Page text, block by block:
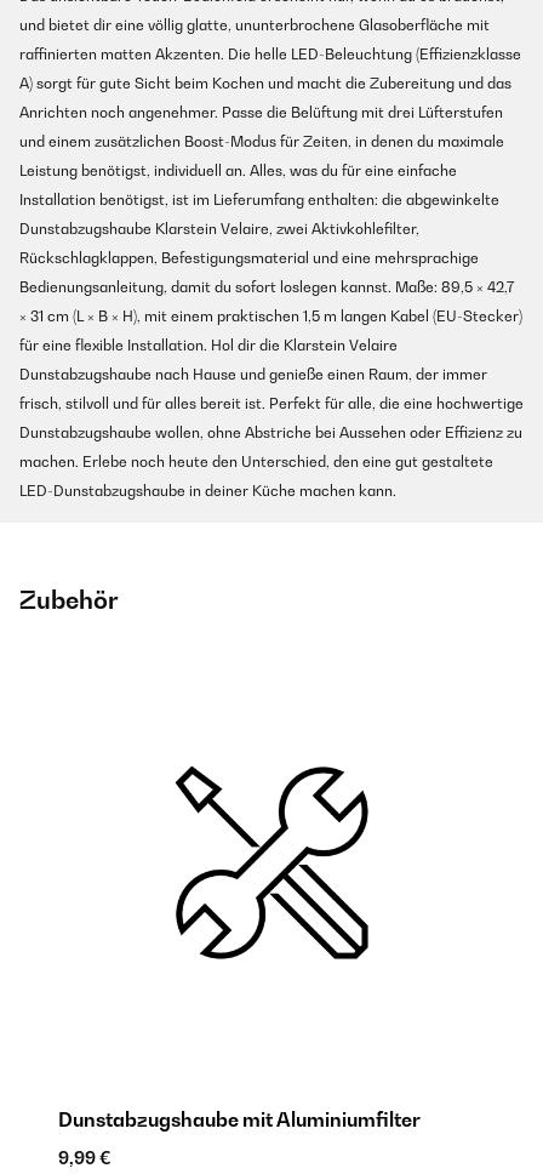
und bietet dir eine völlig glatte, ununterbrochene Glasoberfläche mit
raffinierten matten Akzenten. Die helle LED-Beleuchtung (Effizienzklasse
A) sorgt für gute Sicht beim Kochen und macht die Zubereitung und das
Anrichten noch angenehmer. Passe die Belüftung mit drei Lüfterstufen
und einem zusätzlichen Boost-Modus für Zeiten, in denen du maximale
Leistung benötigst, individuell an. Alles, was du für eine einfache
Installation benötigst, ist im Lieferumfang enthalten: die abgewinkelte
Dunstabzugshaube Klarstein Velaire, zwei Aktivkohlefilter,
Rückschlagklappen, Befestigungsmaterial und eine mehrsprachige
Bedienungsanleitung, damit du sofort loslegen kannst. Maße: 89,5 × 42,7
× 31 cm (L × B × H), mit einem praktischen 1,5 m langen Kabel (EU-Stecker)
für eine flexible Installation. Hol dir die Klarstein Velaire
Dunstabzugshaube nach Hause und genieße einen Raum, der immer
frisch, stilvoll und für alles bereit ist. Perfekt für alle, die eine hochwertige
Dunstabzugshaube wollen, ohne Abstriche bei Aussehen oder Effizienz zu
machen. Erlebe noch heute den Unterschied, den eine gut gestaltete
LED-Dunstabzugshaube in deiner Küche machen kann.
Zubehör
Dunstabzugshaube mit Aluminiumfilter
9,99 €